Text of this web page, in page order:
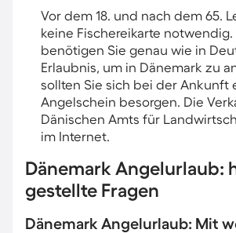
Vor dem 18. und nach dem 65.
keine Fischereikarte notwendig.
benötigen Sie genau wie in
Erlaubnis, um in Dänemark zu
sollten Sie sich bei der Ankunft
Angelschein besorgen. Die
Dänischen Amts für
im Internet.
Dänemark Angelurlaub:
gestellte Fragen
Dänemark Angelurlaub: Mit